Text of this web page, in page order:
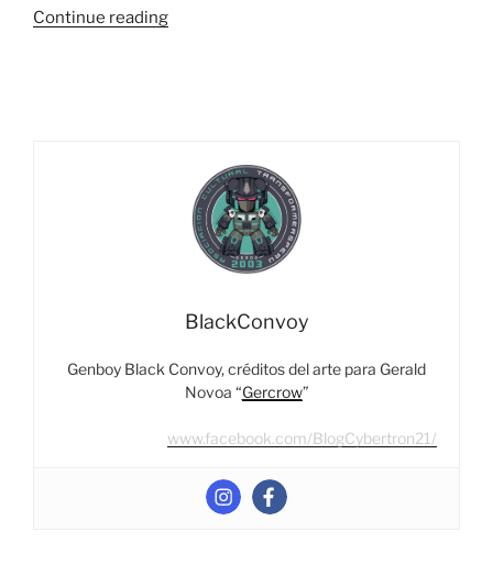
Continue reading“Entrevista
Takara
Tomy
Ideas,
Desarrollo
BlackConvoy
Genboy Black Convoy, créditos del arte para Gerald
Novoa “Gercrow”
www.facebook.com/BlogCybertron21/